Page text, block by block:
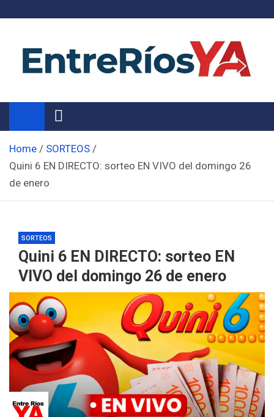
Noticias de Entre Ríos
Información de toda la provincia ahora
Home
SORTEOS
Quini 6 EN DIRECTO: sorteo EN VIVO del domingo 26
de enero
SORTEOS
Quini 6 EN DIRECTO: sorteo EN
VIVO del domingo 26 de enero